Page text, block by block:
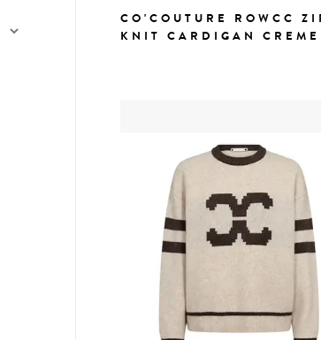
CO'COUTURE ROWCC
KNIT CARDIGAN CREME